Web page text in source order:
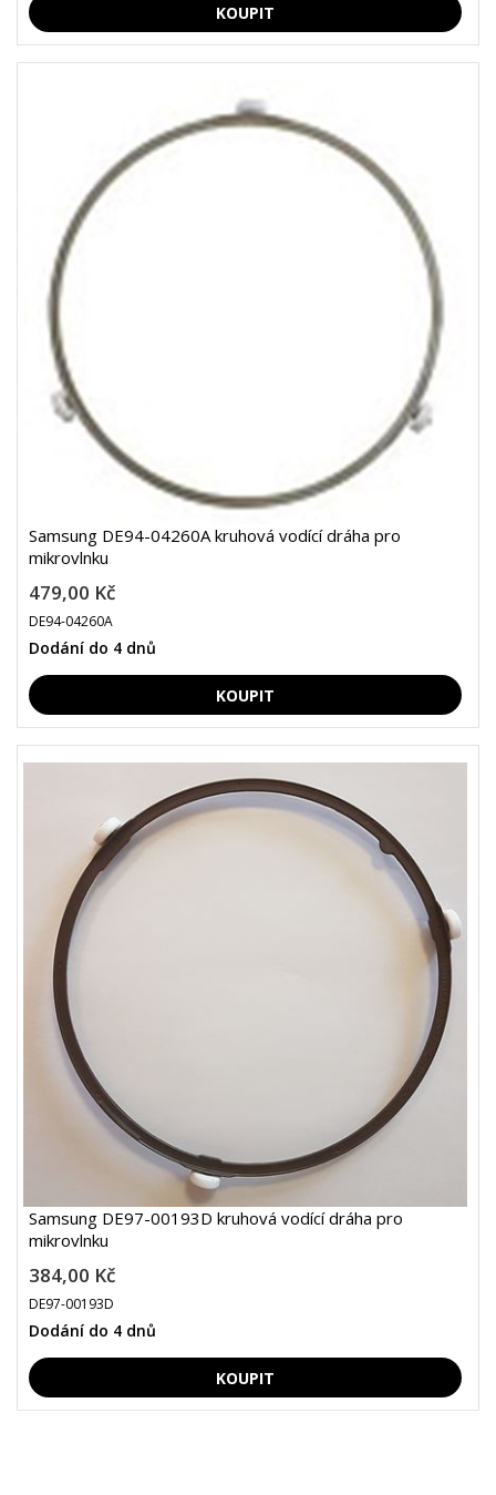
Samsung DE94-04260A kruhová vodící dráha pro
mikrovlnku
479,00 Kč
DE94-04260A
Dodání do 4 dnů
Samsung DE97-00193D kruhová vodící dráha pro
mikrovlnku
384,00 Kč
DE97-00193D
Dodání do 4 dnů